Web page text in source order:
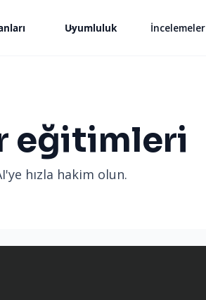
Uyumluluk İncelemeler
eğitimleri
hızla hakim olun.